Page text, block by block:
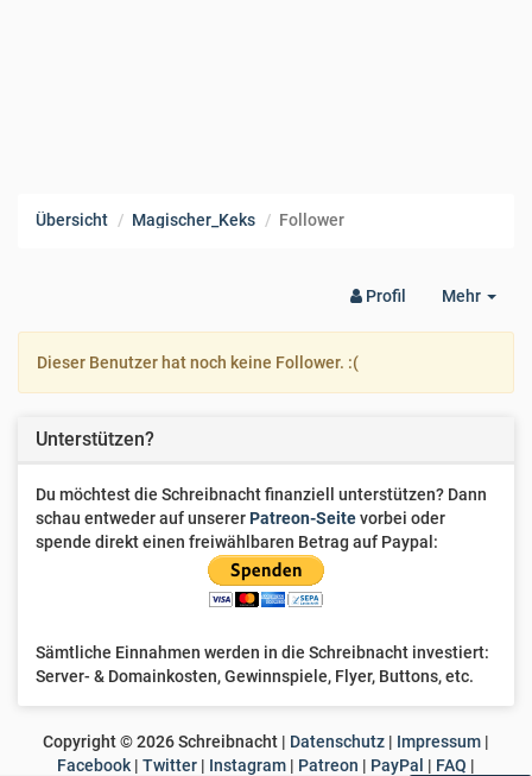
Übersicht Magischer_Keks Follower
Mehr
Profil
Dieser Benutzer hat noch keine Follower. :(
Unterstützen?
Du möchtest die Schreibnacht finanziell unterstützen? Dann
schau entweder auf unsererPatreon-Seitevorbei oder
spende direkt einen freiwählbaren Betrag auf Paypal:
Sämtliche Einnahmen werden in die Schreibnacht investiert:
Server- & Domainkosten, Gewinnspiele, Flyer, Buttons, etc.
Copyright ©2026Schreibnacht | Datenschutz | Impressum |
Facebook | Twitter | Instagram | Patreon | PayPal | FAQ |